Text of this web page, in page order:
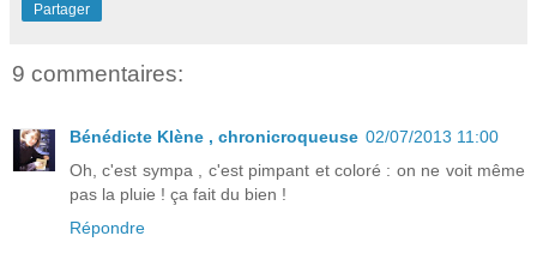
Partager
9 commentaires:
Bénédicte Klène , chronicroqueuse 02/07/2013 11:00
Oh, c'est sympa , c'est pimpant et coloré : on ne voit même
pas la pluie ! ça fait du bien !
Répondre